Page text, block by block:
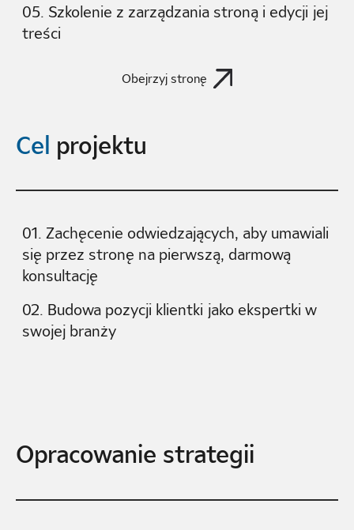
05. Szkolenie z zarządzania stroną i edycji jej
treści
Obejrzyj stronę
Cel projektu
01. Zachęcenie odwiedzających, aby umawiali
się przez stronę na pierwszą, darmową
konsultację
02. Budowa pozycji klientki jako ekspertki w
swojej branży
Opracowanie strategii